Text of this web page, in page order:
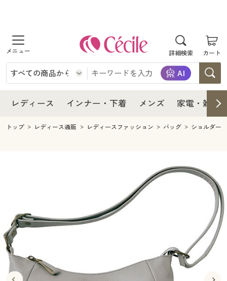
詳細検索 カート
商品を探す
レディース
レディースファッション
インナー・下着
インナー・下着通販すべて
ジュニア・ティーンズ下着
メンズ
メンズ下着
キッチン・雑貨・日用品
寝具・インテリア・家具通販すべて
家具・収納
寝具・ベッド
美容・健康通販すべて
美容・健康・サプリメント
制服・スクール
制服・スクールすべて
大きいサイズ
レディース インナー・下着 メンズ 家電・雑貨
レディース
レディース通販すべて
レディースファッション
インナー・下着
インナー・下着通販すべて
メンズ
寝具・ベッド
カーテン・ラグ・ファブリック
美容・健康・サプリメント
制服・スクールすべて
制服・学生服
大きいサイズ
大きいサイズ通販すべて
バーゲン
トップ レディース通販 レディースファッション バッグ ショルダー